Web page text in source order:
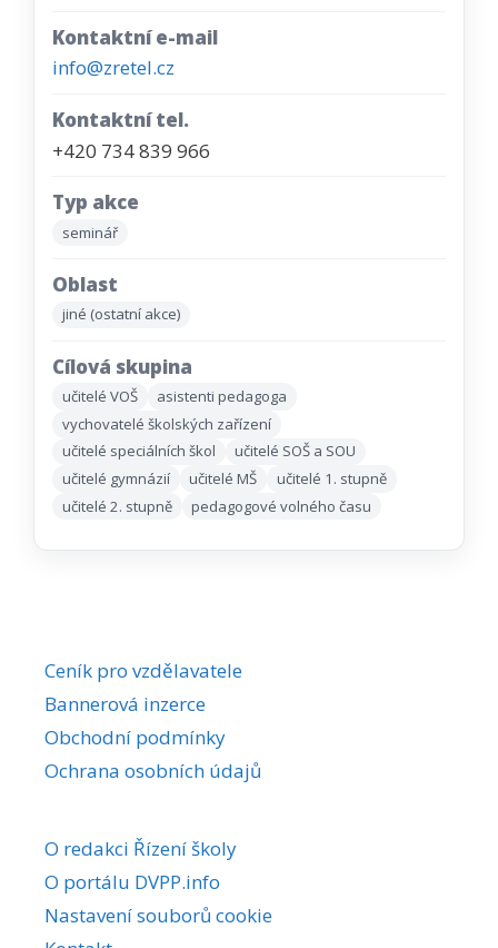
Kontaktní e-mail
info@zretel.cz
Kontaktní tel.
+420 734 839 966
Typ akce
seminář
Oblast
jiné (ostatní akce)
Cílová skupina
učitelé VOŠ
asistenti pedagoga
vychovatelé školských zařízení
učitelé speciálních škol
učitelé SOŠ a SOU
učitelé gymnázií
učitelé MŠ
učitelé 1. stupně
učitelé 2. stupně
pedagogové volného času
Ceník pro vzdělavatele
Bannerová inzerce
Obchodní podmínky
Ochrana osobních údajů
O redakci Řízení školy
O portálu DVPP.info
Nastavení souborů cookie